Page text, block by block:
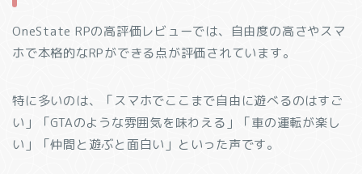
OneState RPの高評価レビューでは、自由度の高さやスマ
ホで本格的なRPができる点が評価されています。
特に多いのは、「スマホでここまで自由に遊べるのはすご
い」「GTAのような雰囲気を味わえる」「車の運転が楽し
い」「仲間と遊ぶと面白い」といった声です。